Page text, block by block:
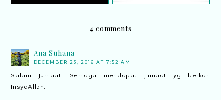
4 comments
Ana Suhana
DECEMBER 23, 2016 AT 7:52 AM
Salam Jumaat. Semoga mendapat Jumaat yg berkah
InsyaAllah.